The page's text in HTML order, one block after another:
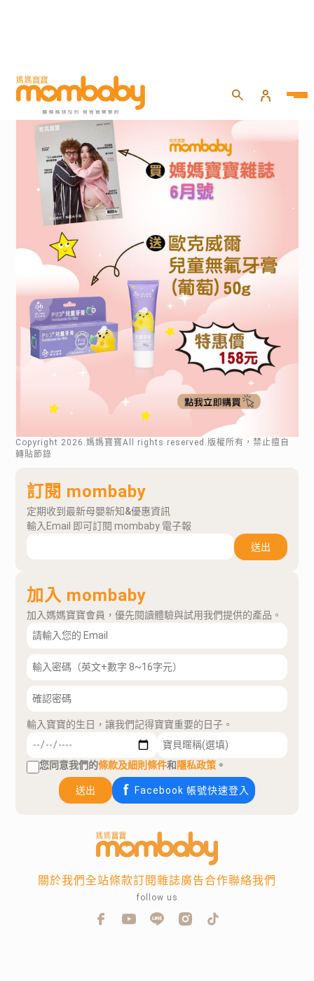
Copyright 2026 .媽媽寶寶All rights reserved.版權所有，禁止擅自
轉貼節錄
訂閱 mombaby
定期收到最新母嬰新知&優惠資訊
輸入Email 即可訂閱 mombaby 電子報
送出
加入 mombaby
加入媽媽寶寶會員，優先閱讀體驗與試用我們提供的產品。
輸入寶寶的生日，讓我們記得寶寶重要的日子。
您同意我們的條款及細則條件和隱私政策 。
送出 Facebook 帳號快速登入
關於我們全站條款訂閱雜誌廣告合作聯絡我們
follow us